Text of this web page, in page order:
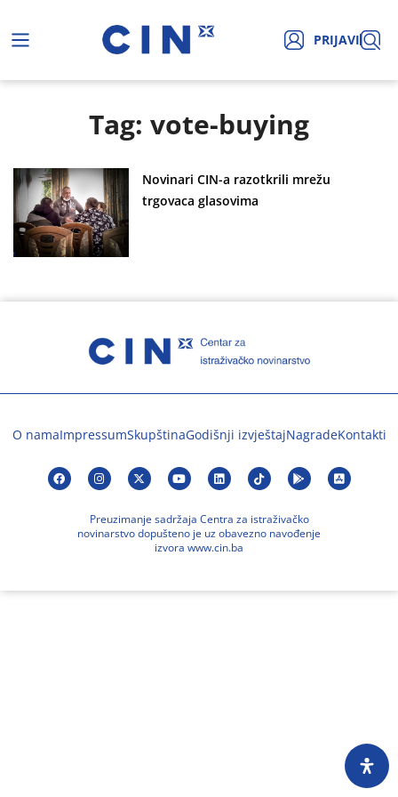
PRIJAVI
Tag: vote-buying
Novinari CIN-a razotkrili mrežu
trgovaca glasovima
O namaImpressumSkupštinaGodišnji izvještajNagradeKontakti
Preuzimanje sadržaja Centra za istraživačko
novinarstvo dopušteno je uz obavezno navođenje
izvora www.cin.ba